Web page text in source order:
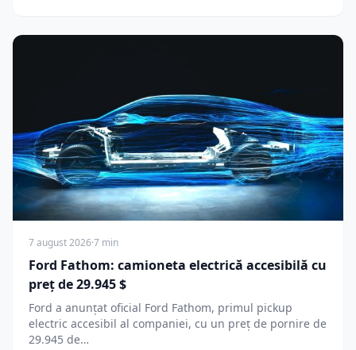
7 august 2026·7 min
Ford Fathom: camioneta electrică accesibilă cu
preț de 29.945 $
Ford a anunțat oficial Ford Fathom, primul pickup
electric accesibil al companiei, cu un preț de pornire de
29.945 de…